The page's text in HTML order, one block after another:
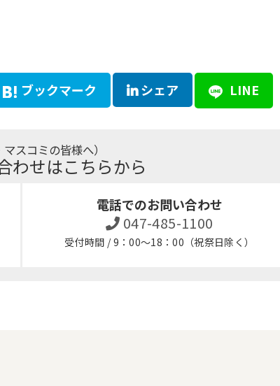
ブックマーク シェア LINE
マスコミの皆様へ）
わせはこちらから
電話でのお問い合わせ
047-485-1100
受付時間 / 9：00～18：00（祝祭日除く）